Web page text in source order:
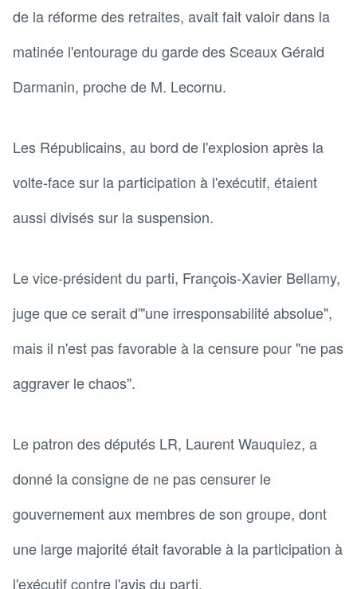
de la réforme des retraites, avait fait valoir dans la
matinée l'entourage du garde des Sceaux Gérald
Darmanin, proche de M. Lecornu.
Les Républicains, au bord de l'explosion après la
volte-face sur la participation à l'exécutif, étaient
aussi divisés sur la suspension.
Le vice-président du parti, François-Xavier Bellamy,
juge que ce serait d'"une irresponsabilité absolue",
mais il n'est pas favorable à la censure pour "ne pas
aggraver le chaos".
Le patron des députés LR, Laurent Wauquiez, a
donné la consigne de ne pas censurer le
gouvernement aux membres de son groupe, dont
une large majorité était favorable à la participation à
l'exécutif contre l'avis du parti.